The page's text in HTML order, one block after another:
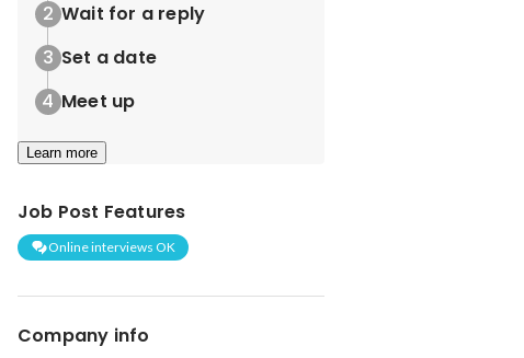
Wait for a reply
Set a date
Meet up
Learn more
Job Post Features
Online interviews OK
Company info